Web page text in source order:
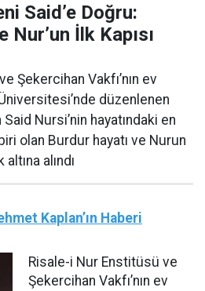
Said’e Doğru:
Nur’un İlk Kapısı
Şekercihan Vakfı’nın ev
düzenlenen
Nursi’nin hayatındaki en
olan Burdur hayatı ve Nurun
alındı
Kaplan’ın Haberi
Risale-i Nur Enstitüsü ve
Şekercihan Vakfı’nın ev